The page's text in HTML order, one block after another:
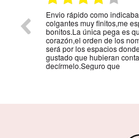
Envio rápido como
colgantes muy finitos,me
bonitos.La única pega es
corazón,el orden de los
será por los espacios
gustado que hubieran
decírmelo.Seguro que